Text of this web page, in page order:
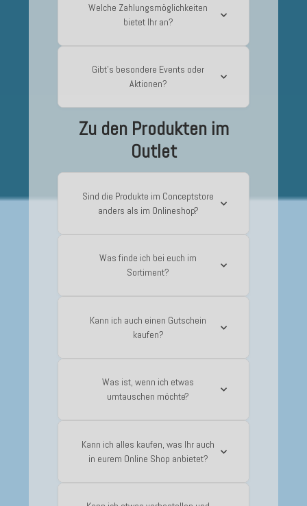
Welche Zahlungsmöglichkeiten
bietet Ihr an?
Gibt’s besondere Events oder
Aktionen?
Zu den Produkten im
Outlet
Sind die Produkte im Conceptstore
anders als im Onlineshop?
Was finde ich bei euch im
Sortiment?
Kann ich auch einen Gutschein
kaufen?
Was ist, wenn ich etwas
umtauschen möchte?
Kann ich alles kaufen, was Ihr auch
in eurem Online Shop anbietet?